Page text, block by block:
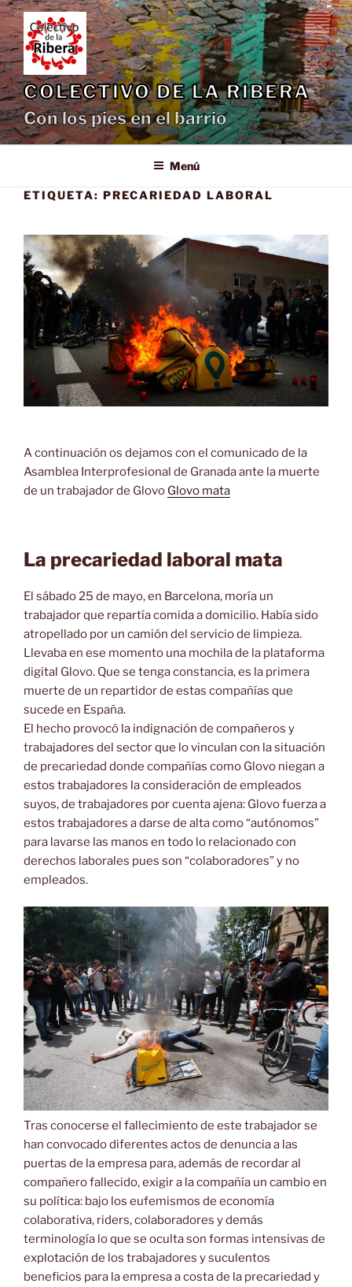
Saltar
al
contenido
COLECTIVO DE LA RIBERA
Con los pies en el barrio
Menú
ETIQUETA: PRECARIEDAD LABORAL
A continuación os dejamos con el comunicado de la
Asamblea Interprofesional de Granada ante la muerte
de un trabajador de Glovo Glovo mata
La precariedad laboral mata
El sábado 25 de mayo, en Barcelona, moría un
trabajador que repartía comida a domicilio. Había sido
atropellado por un camión del servicio de limpieza.
Llevaba en ese momento una mochila de la plataforma
digital Glovo. Que se tenga constancia, es la primera
muerte de un repartidor de estas compañías que
sucede en España.
El hecho provocó la indignación de compañeros y
trabajadores del sector que lo vinculan con la situación
de precariedad donde compañías como Glovo niegan a
estos trabajadores la consideración de empleados
suyos, de trabajadores por cuenta ajena: Glovo fuerza a
estos trabajadores a darse de alta como “autónomos”
para lavarse las manos en todo lo relacionado con
derechos laborales pues son “colaboradores” y no
empleados.
Tras conocerse el fallecimiento de este trabajador se
han convocado diferentes actos de denuncia a las
puertas de la empresa para, además de recordar al
compañero fallecido, exigir a la compañía un cambio en
su política: bajo los eufemismos de economía
colaborativa, riders, colaboradores y demás
terminología lo que se oculta son formas intensivas de
explotación de los trabajadores y suculentos
beneficios para la empresa a costa de la precariedad y